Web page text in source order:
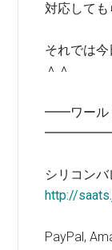
対応しても
それでは
＾＾
━━ワール
シリコン
http://
PayPal,